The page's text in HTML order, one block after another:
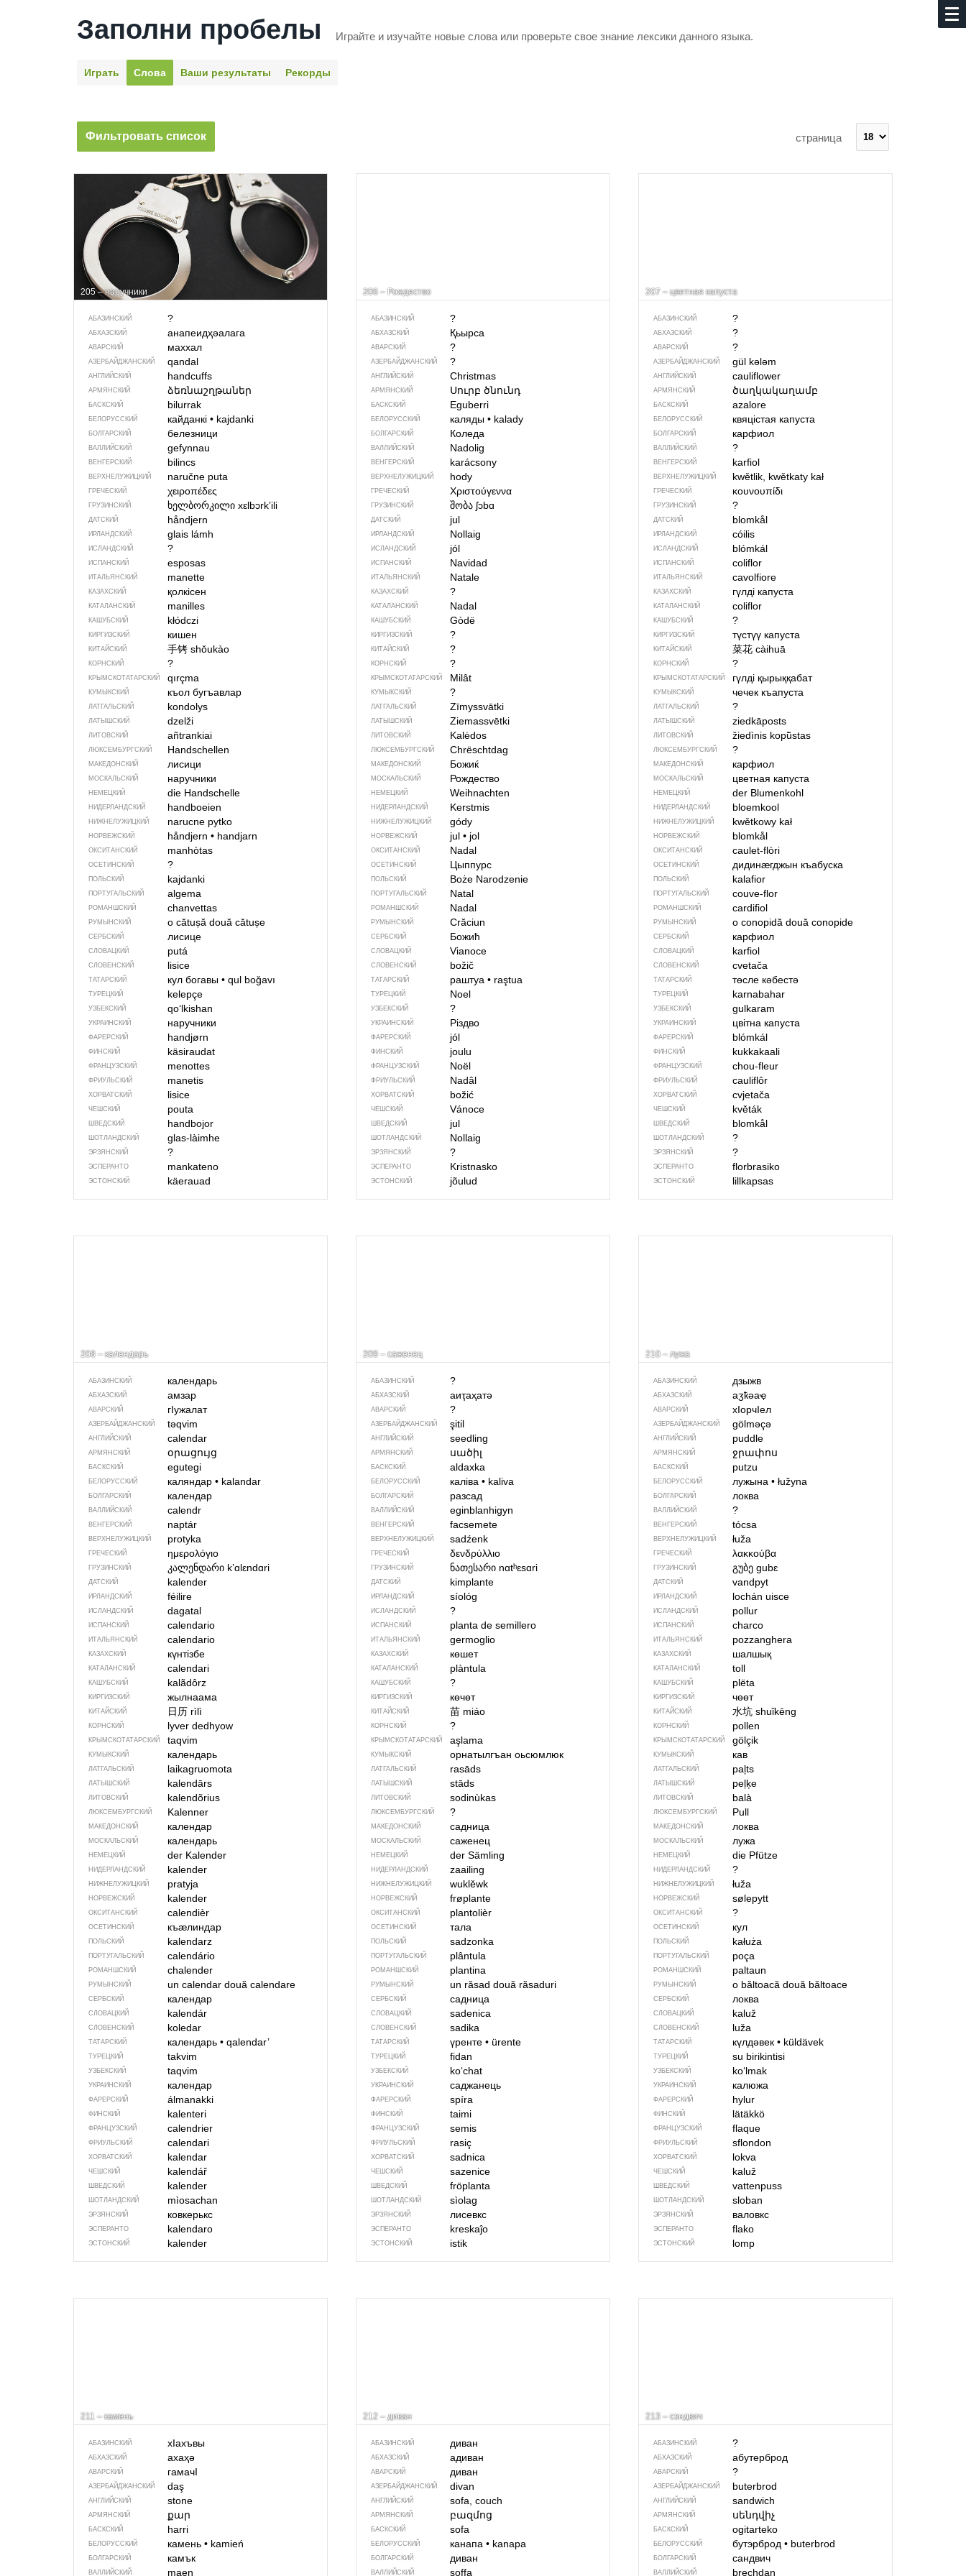
Заполни пробелы Играйте и изучайте новые слова или про­верьте свое знание лексики данного языка.
Играть Слова Ваши результаты Рекорды
Фильтровать список страница
205 – наручники
АБАЗИНСКИЙ ?
АБХАЗСКИЙ анапеидҳәалага
АВАРСКИЙ маххал
АЗЕРБАЙДЖАН­СКИЙ qandal
АНГЛИЙСКИЙ handcuffs
АРМЯНСКИЙ ձեռնաշղթաներ
БАСКСКИЙ bilurrak
БЕЛОРУССКИЙ кайданкі •kajdanki
БОЛГАРСКИЙ белезници
ВАЛЛИЙСКИЙ gefynnau
ВЕНГЕРСКИЙ bilincs
ВЕРХНЕЛУЖИЦКИЙ naručne puta
ГРЕЧЕСКИЙ χειροπέδες
ГРУЗИНСКИЙ ხელბორკილი xɛlbɔrkʼili
ДАТСКИЙ håndjern
ИРЛАНДСКИЙ glais lámh
ИСЛАНДСКИЙ ?
ИСПАНСКИЙ esposas
ИТАЛЬЯНСКИЙ manette
КАЗАХСКИЙ қолкісен
КАТАЛАНСКИЙ manilles
КАШУБСКИЙ kłódczi
КИРГИЗСКИЙ кишен
КИТАЙСКИЙ 手铐 shǒukào
КОРНСКИЙ ?
КРЫМСКО­ТАТАРСКИЙ qırçma
КУМЫКСКИЙ къол бугъавлар
ЛАТГАЛЬСКИЙ kondolys
ЛАТЫШСКИЙ dzelži
ЛИТОВСКИЙ añtrankiai
ЛЮКСЕМБУРГСКИЙ Handschellen
МАКЕДОНСКИЙ лисици
МОСКАЛЬСКИЙ наручники
НЕМЕЦКИЙ die Handschelle
НИДЕРЛАНДСКИЙ handboeien
НИЖНЕЛУЖИЦКИЙ narucne pytko
НОРВЕЖСКИЙ håndjern •handjarn
ОКСИТАНСКИЙ manhòtas
ОСЕТИНСКИЙ ?
ПОЛЬСКИЙ kajdanki
ПОРТУГАЛЬСКИЙ algema
РОМАНШСКИЙ chanvettas
РУМЫНСКИЙ o cătușă două cătușe
СЕРБСКИЙ лисице
СЛОВАЦКИЙ putá
СЛОВЕНСКИЙ lisice
ТАТАРСКИЙ кул богавы •qul boğavı
ТУРЕЦКИЙ kelepçe
УЗБЕКСКИЙ qo‘lkishan
УКРАИНСКИЙ наручники
ФАРЕРСКИЙ handjørn
ФИНСКИЙ käsiraudat
ФРАНЦУЗСКИЙ menottes
ФРИУЛЬСКИЙ manetis
ХОРВАТСКИЙ lisice
ЧЕШСКИЙ pouta
ШВЕДСКИЙ handbojor
ШОТЛАНДСКИЙ glas-làimhe
ЭРЗЯНСКИЙ ?
ЭСПЕРАНТО mankateno
ЭСТОНСКИЙ käerauad
206 – Рождество
АБАЗИНСКИЙ ?
АБХАЗСКИЙ Қьырса
АВАРСКИЙ ?
АЗЕРБАЙДЖАН­СКИЙ ?
АНГЛИЙСКИЙ Christmas
АРМЯНСКИЙ Սուրբ ծնունդ
БАСКСКИЙ Eguberri
БЕЛОРУССКИЙ каляды • kalady
БОЛГАРСКИЙ Коледа
ВАЛЛИЙСКИЙ Nadolig
ВЕНГЕРСКИЙ karácsony
ВЕРХНЕЛУЖИЦКИЙ hody
ГРЕЧЕСКИЙ Χριστούγεννα
ГРУЗИНСКИЙ შობა ʃɔbɑ
ДАТСКИЙ jul
ИРЛАНДСКИЙ Nollaig
ИСЛАНДСКИЙ jól
ИСПАНСКИЙ Navidad
ИТАЛЬЯНСКИЙ Natale
КАЗАХСКИЙ ?
КАТАЛАНСКИЙ Nadal
КАШУБСКИЙ Gòdë
КИРГИЗСКИЙ ?
КИТАЙСКИЙ ?
КОРНСКИЙ ?
КРЫМСКО­ТАТАРСКИЙ Milât
КУМЫКСКИЙ ?
ЛАТГАЛЬСКИЙ Zīmyssvātki
ЛАТЫШСКИЙ Ziemassvētki
ЛИТОВСКИЙ Kalėdos
ЛЮКСЕМБУРГСКИЙ Chrëschtdag
МАКЕДОНСКИЙ Божиќ
МОСКАЛЬСКИЙ Рождество
НЕМЕЦКИЙ Weihnachten
НИДЕРЛАНДСКИЙ Kerstmis
НИЖНЕЛУЖИЦКИЙ gódy
НОРВЕЖСКИЙ jul • jol
ОКСИТАНСКИЙ Nadal
ОСЕТИНСКИЙ Цыппурс
ПОЛЬСКИЙ Boże Narodzenie
ПОРТУГАЛЬСКИЙ Natal
РОМАНШСКИЙ Nadal
РУМЫНСКИЙ Crăciun
СЕРБСКИЙ Божић
СЛОВАЦКИЙ Vianoce
СЛОВЕНСКИЙ božič
ТАТАРСКИЙ раштуа • raştua
ТУРЕЦКИЙ Noel
УЗБЕКСКИЙ ?
УКРАИНСКИЙ Різдво
ФАРЕРСКИЙ jól
ФИНСКИЙ joulu
ФРАНЦУЗСКИЙ Noël
ФРИУЛЬСКИЙ Nadâl
ХОРВАТСКИЙ božić
ЧЕШСКИЙ Vánoce
ШВЕДСКИЙ jul
ШОТЛАНДСКИЙ Nollaig
ЭРЗЯНСКИЙ ?
ЭСПЕРАНТО Kristnasko
ЭСТОНСКИЙ jõulud
207 – цветная капуста
АБАЗИНСКИЙ ?
АБХАЗСКИЙ ?
АВАРСКИЙ ?
АЗЕРБАЙДЖАН­СКИЙ gül kələm
АНГЛИЙСКИЙ cauliflower
АРМЯНСКИЙ ծաղկակաղամբ
БАСКСКИЙ azalore
БЕЛОРУССКИЙ квяцістая капуста
БОЛГАРСКИЙ карфиол
ВАЛЛИЙСКИЙ ?
ВЕНГЕРСКИЙ karfiol
ВЕРХНЕЛУЖИЦКИЙ kwětlik, kwětkaty kał
ГРЕЧЕСКИЙ κουνουπίδι
ГРУЗИНСКИЙ ?
ДАТСКИЙ blomkål
ИРЛАНДСКИЙ cóilis
ИСЛАНДСКИЙ blómkál
ИСПАНСКИЙ coliflor
ИТАЛЬЯНСКИЙ cavolfiore
КАЗАХСКИЙ гүлді капуста
КАТАЛАНСКИЙ coliflor
КАШУБСКИЙ ?
КИРГИЗСКИЙ түстүү капуста
КИТАЙСКИЙ 菜花càihuā
КОРНСКИЙ ?
КРЫМСКО­ТАТАРСКИЙ гүлді қырыққабат
КУМЫКСКИЙ чечек къапуста
ЛАТГАЛЬСКИЙ ?
ЛАТЫШСКИЙ ziedkāposts
ЛИТОВСКИЙ žiedìnis kopū̃stas
ЛЮКСЕМБУРГСКИЙ ?
МАКЕДОНСКИЙ карфиол
МОСКАЛЬСКИЙ цветная капуста
НЕМЕЦКИЙ der Blumenkohl
НИДЕРЛАНДСКИЙ bloemkool
НИЖНЕЛУЖИЦКИЙ kwětkowy kał
НОРВЕЖСКИЙ blomkål
ОКСИТАНСКИЙ caulet-flòri
ОСЕТИНСКИЙ дидинӕгджын къабуска
ПОЛЬСКИЙ kalafior
ПОРТУГАЛЬСКИЙ couve-flor
РОМАНШСКИЙ cardifiol
РУМЫНСКИЙ o conopidădouă conopide
СЕРБСКИЙ карфиол
СЛОВАЦКИЙ karfiol
СЛОВЕНСКИЙ cvetača
ТАТАРСКИЙ төсле кәбестә
ТУРЕЦКИЙ karnabahar
УЗБЕКСКИЙ gulkaram
УКРАИНСКИЙ цвітна капуста
ФАРЕРСКИЙ blómkál
ФИНСКИЙ kukkakaali
ФРАНЦУЗСКИЙ chou-fleur
ФРИУЛЬСКИЙ cauliflôr
ХОРВАТСКИЙ cvjetača
ЧЕШСКИЙ květák
ШВЕДСКИЙ blomkål
ШОТЛАНДСКИЙ ?
ЭРЗЯНСКИЙ ?
ЭСПЕРАНТО florbrasiko
ЭСТОНСКИЙ lillkapsas
208 – календарь
АБАЗИНСКИЙ календарь
АБХАЗСКИЙ амзар
АВАРСКИЙ гIужалат
АЗЕРБАЙДЖАН­СКИЙ təqvim
АНГЛИЙСКИЙ calendar
АРМЯНСКИЙ օրացույց
БАСКСКИЙ egutegi
БЕЛОРУССКИЙ каляндар •kalandar
БОЛГАРСКИЙ календар
ВАЛЛИЙСКИЙ calendr
ВЕНГЕРСКИЙ naptár
ВЕРХНЕЛУЖИЦКИЙ protyka
ГРЕЧЕСКИЙ ημερολόγιο
ГРУЗИНСКИЙ კალენდარი kʼɑlɛndɑri
ДАТСКИЙ kalender
ИРЛАНДСКИЙ féilire
ИСЛАНДСКИЙ dagatal
ИСПАНСКИЙ calendario
ИТАЛЬЯНСКИЙ calendario
КАЗАХСКИЙ күнтізбе
КАТАЛАНСКИЙ calendari
КАШУБСКИЙ kalãdôrz
КИРГИЗСКИЙ жылнаама
КИТАЙСКИЙ 日历 rìlì
КОРНСКИЙ lyver dedhyow
КРЫМСКО­ТАТАРСКИЙ taqvim
КУМЫКСКИЙ календарь
ЛАТГАЛЬСКИЙ laikagruomota
ЛАТЫШСКИЙ kalendārs
ЛИТОВСКИЙ kalendõrius
ЛЮКСЕМБУРГСКИЙ Kalenner
МАКЕДОНСКИЙ календар
МОСКАЛЬСКИЙ календарь
НЕМЕЦКИЙ der Kalender
НИДЕРЛАНДСКИЙ kalender
НИЖНЕЛУЖИЦКИЙ pratyja
НОРВЕЖСКИЙ kalender
ОКСИТАНСКИЙ calendièr
ОСЕТИНСКИЙ къӕлиндар
ПОЛЬСКИЙ kalendarz
ПОРТУГАЛЬСКИЙ calendário
РОМАНШСКИЙ chalender
РУМЫНСКИЙ un calendar două calendare
СЕРБСКИЙ календар
СЛОВАЦКИЙ kalendár
СЛОВЕНСКИЙ koledar
ТАТАРСКИЙ календарь •qalendar’
ТУРЕЦКИЙ takvim
УЗБЕКСКИЙ taqvim
УКРАИНСКИЙ календар
ФАРЕРСКИЙ álmanakki
ФИНСКИЙ kalenteri
ФРАНЦУЗСКИЙ calendrier
ФРИУЛЬСКИЙ calendari
ХОРВАТСКИЙ kalendar
ЧЕШСКИЙ kalendář
ШВЕДСКИЙ kalender
ШОТЛАНДСКИЙ mìosachan
ЭРЗЯНСКИЙ ковкерькс
ЭСПЕРАНТО kalendaro
ЭСТОНСКИЙ kalender
209 – саженец
АБАЗИНСКИЙ ?
АБХАЗСКИЙ аиҭаҳатә
АВАРСКИЙ ?
АЗЕРБАЙДЖАН­СКИЙ şitil
АНГЛИЙСКИЙ seedling
АРМЯНСКИЙ սածիլ
БАСКСКИЙ aldaxka
БЕЛОРУССКИЙ каліва • kaliva
БОЛГАРСКИЙ разсад
ВАЛЛИЙСКИЙ eginblanhigyn
ВЕНГЕРСКИЙ facsemete
ВЕРХНЕЛУЖИЦКИЙ sadźenk
ГРЕЧЕСКИЙ δενδρύλλιο
ГРУЗИНСКИЙ ნათესარი nɑtʰɛsɑri
ДАТСКИЙ kimplante
ИРЛАНДСКИЙ síológ
ИСЛАНДСКИЙ ?
ИСПАНСКИЙ planta de semillero
ИТАЛЬЯНСКИЙ germoglio
КАЗАХСКИЙ көшет
КАТАЛАНСКИЙ plàntula
КАШУБСКИЙ ?
КИРГИЗСКИЙ көчөт
КИТАЙСКИЙ 苗 miáo
КОРНСКИЙ ?
КРЫМСКО­ТАТАРСКИЙ aşlama
КУМЫКСКИЙ орнатылгъан оьсюмлюк
ЛАТГАЛЬСКИЙ rasāds
ЛАТЫШСКИЙ stāds
ЛИТОВСКИЙ sodinùkas
ЛЮКСЕМБУРГСКИЙ ?
МАКЕДОНСКИЙ садница
МОСКАЛЬСКИЙ саженец
НЕМЕЦКИЙ der Sämling
НИДЕРЛАНДСКИЙ zaailing
НИЖНЕЛУЖИЦКИЙ wuklěwk
НОРВЕЖСКИЙ frøplante
ОКСИТАНСКИЙ plantolièr
ОСЕТИНСКИЙ тала
ПОЛЬСКИЙ sadzonka
ПОРТУГАЛЬСКИЙ plântula
РОМАНШСКИЙ plantina
РУМЫНСКИЙ un răsad două răsaduri
СЕРБСКИЙ садница
СЛОВАЦКИЙ sadenica
СЛОВЕНСКИЙ sadika
ТАТАРСКИЙ үренте • ürente
ТУРЕЦКИЙ fidan
УЗБЕКСКИЙ ko‘chat
УКРАИНСКИЙ саджанець
ФАРЕРСКИЙ spíra
ФИНСКИЙ taimi
ФРАНЦУЗСКИЙ semis
ФРИУЛЬСКИЙ rasiç
ХОРВАТСКИЙ sadnica
ЧЕШСКИЙ sazenice
ШВЕДСКИЙ fröplanta
ШОТЛАНДСКИЙ sìolag
ЭРЗЯНСКИЙ лисевкс
ЭСПЕРАНТО kreskaĵo
ЭСТОНСКИЙ istik
210 – лужа
АБАЗИНСКИЙ дзыжв
АБХАЗСКИЙ аӡҟәаҿ
АВАРСКИЙ хIорчIел
АЗЕРБАЙДЖАН­СКИЙ gölməçə
АНГЛИЙСКИЙ puddle
АРМЯНСКИЙ ջրափոս
БАСКСКИЙ putzu
БЕЛОРУССКИЙ лужына• łužyna
БОЛГАРСКИЙ локва
ВАЛЛИЙСКИЙ ?
ВЕНГЕРСКИЙ tócsa
ВЕРХНЕЛУЖИЦКИЙ łuža
ГРЕЧЕСКИЙ λακκούβα
ГРУЗИНСКИЙ გუბეgubɛ
ДАТСКИЙ vandpyt
ИРЛАНДСКИЙ lochán uisce
ИСЛАНДСКИЙ pollur
ИСПАНСКИЙ charco
ИТАЛЬЯНСКИЙ pozzanghera
КАЗАХСКИЙ шалшық
КАТАЛАНСКИЙ toll
КАШУБСКИЙ plëta
КИРГИЗСКИЙ чөөт
КИТАЙСКИЙ 水坑shuǐkēng
КОРНСКИЙ pollen
КРЫМСКО­ТАТАРСКИЙ gölçik
КУМЫКСКИЙ кав
ЛАТГАЛЬСКИЙ paļts
ЛАТЫШСКИЙ peļķe
ЛИТОВСКИЙ balà
ЛЮКСЕМБУРГСКИЙ Pull
МАКЕДОНСКИЙ локва
МОСКАЛЬСКИЙ лужа
НЕМЕЦКИЙ die Pfütze
НИДЕРЛАНДСКИЙ ?
НИЖНЕЛУЖИЦКИЙ łuža
НОРВЕЖСКИЙ sølepytt
ОКСИТАНСКИЙ ?
ОСЕТИНСКИЙ кул
ПОЛЬСКИЙ kałuża
ПОРТУГАЛЬСКИЙ poça
РОМАНШСКИЙ paltaun
РУМЫНСКИЙ o băltoacădouă băltoace
СЕРБСКИЙ локва
СЛОВАЦКИЙ kaluž
СЛОВЕНСКИЙ luža
ТАТАРСКИЙ күлдәвек• küldävek
ТУРЕЦКИЙ su birikintisi
УЗБЕКСКИЙ koʻlmak
УКРАИНСКИЙ калюжа
ФАРЕРСКИЙ hylur
ФИНСКИЙ lätäkkö
ФРАНЦУЗСКИЙ flaque
ФРИУЛЬСКИЙ sflondon
ХОРВАТСКИЙ lokva
ЧЕШСКИЙ kaluž
ШВЕДСКИЙ vattenpuss
ШОТЛАНДСКИЙ sloban
ЭРЗЯНСКИЙ валовкс
ЭСПЕРАНТО flako
ЭСТОНСКИЙ lomp
211 – камень
АБАЗИНСКИЙ хIахъвы
АБХАЗСКИЙ ахаҳә
АВАРСКИЙ гамачI
АЗЕРБАЙДЖАН­СКИЙ daş
АНГЛИЙСКИЙ stone
АРМЯНСКИЙ քար
БАСКСКИЙ harri
БЕЛОРУССКИЙ камень •kamień
БОЛГАРСКИЙ камък
ВАЛЛИЙСКИЙ maen
212 – диван
АБАЗИНСКИЙ диван
АБХАЗСКИЙ адиван
АВАРСКИЙ диван
АЗЕРБАЙДЖАН­СКИЙ divan
АНГЛИЙСКИЙ sofa, couch
АРМЯНСКИЙ բազմոց
БАСКСКИЙ sofa
БЕЛОРУССКИЙ канапа • kanapa
БОЛГАРСКИЙ диван
ВАЛЛИЙСКИЙ soffa
213 – сэндвич
АБАЗИНСКИЙ ?
АБХАЗСКИЙ абутерброд
АВАРСКИЙ ?
АЗЕРБАЙДЖАН­СКИЙ buterbrod
АНГЛИЙСКИЙ sandwich
АРМЯНСКИЙ սենդվիչ
БАСКСКИЙ ogitarteko
БЕЛОРУССКИЙ бутэрброд• buterbrod
БОЛГАРСКИЙ сандвич
ВАЛЛИЙСКИЙ brechdan